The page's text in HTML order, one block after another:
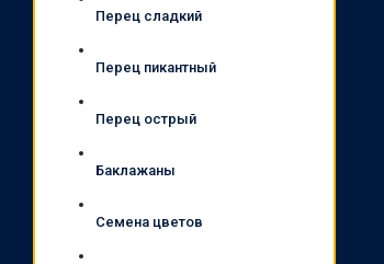
Перец сладкий
Перец пикантный
Перец острый
Баклажаны
Семена цветов